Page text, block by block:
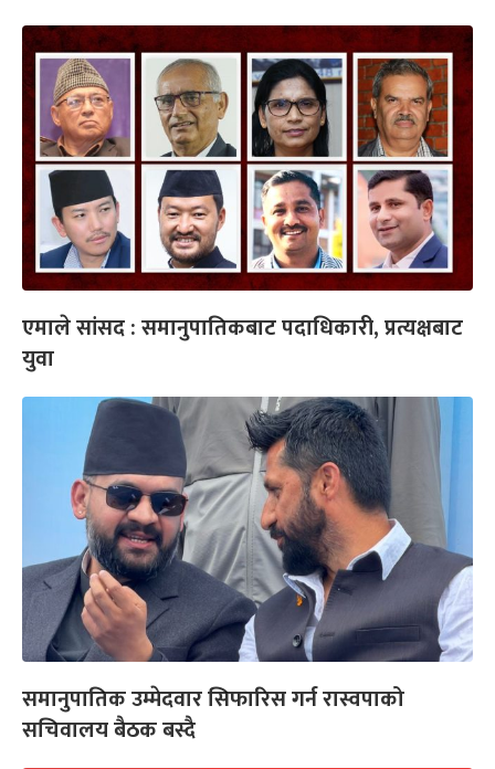
एमाले सांसद : समानुपातिकबाट पदाधिकारी, प्रत्यक्षबाट
युवा
समानुपातिक उम्मेदवार सिफारिस गर्न रास्वपाको
सचिवालय बैठक बस्दै